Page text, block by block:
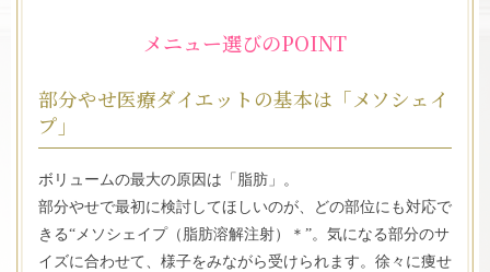
メニュー選びのPOINT
部分やせ医療ダイエットの基本は「メソシェイ
プ」
ボリュームの最大の原因は「脂肪」。
部分やせで最初に検討してほしいのが、どの部位にも対応で
きる“メソシェイプ（脂肪溶解注射）＊”。気になる部分のサ
イズに合わせて、様子をみながら受けられます。徐々に痩せ